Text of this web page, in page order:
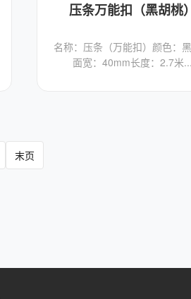
压条万能扣（黑胡桃）
名称：压条（万能扣）颜色：
面宽：40mm长度：2.7米...
末页